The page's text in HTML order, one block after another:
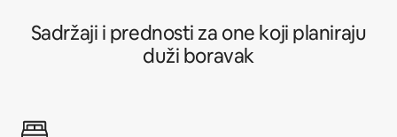
Sadržaji i prednosti za one koji planiraju
duži boravak